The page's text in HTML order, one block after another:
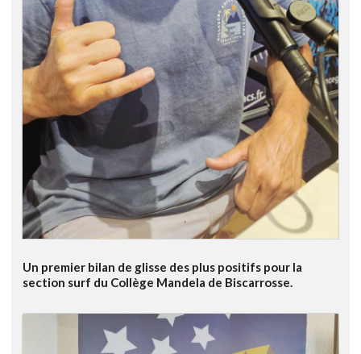
Un premier bilan de glisse des plus positifs pour la
section surf du Collège Mandela de Biscarrosse.